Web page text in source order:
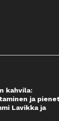
kahvila:
ja
Lavikka ja